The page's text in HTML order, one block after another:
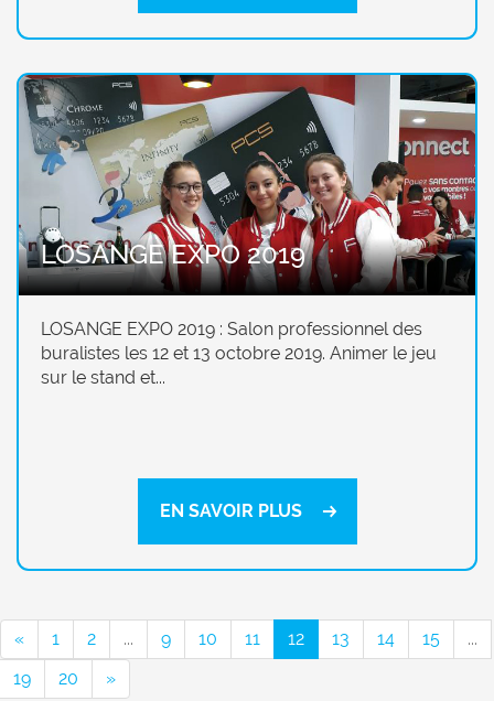
LOSANGE EXPO 2019
LOSANGE EXPO 2019 : Salon professionnel des
buralistes les 12 et 13 octobre 2019. Animer le jeu
sur le stand et...
EN SAVOIR PLUS
« 1 2 ... 9 10 11 12 13 14 15
...
19
20 »